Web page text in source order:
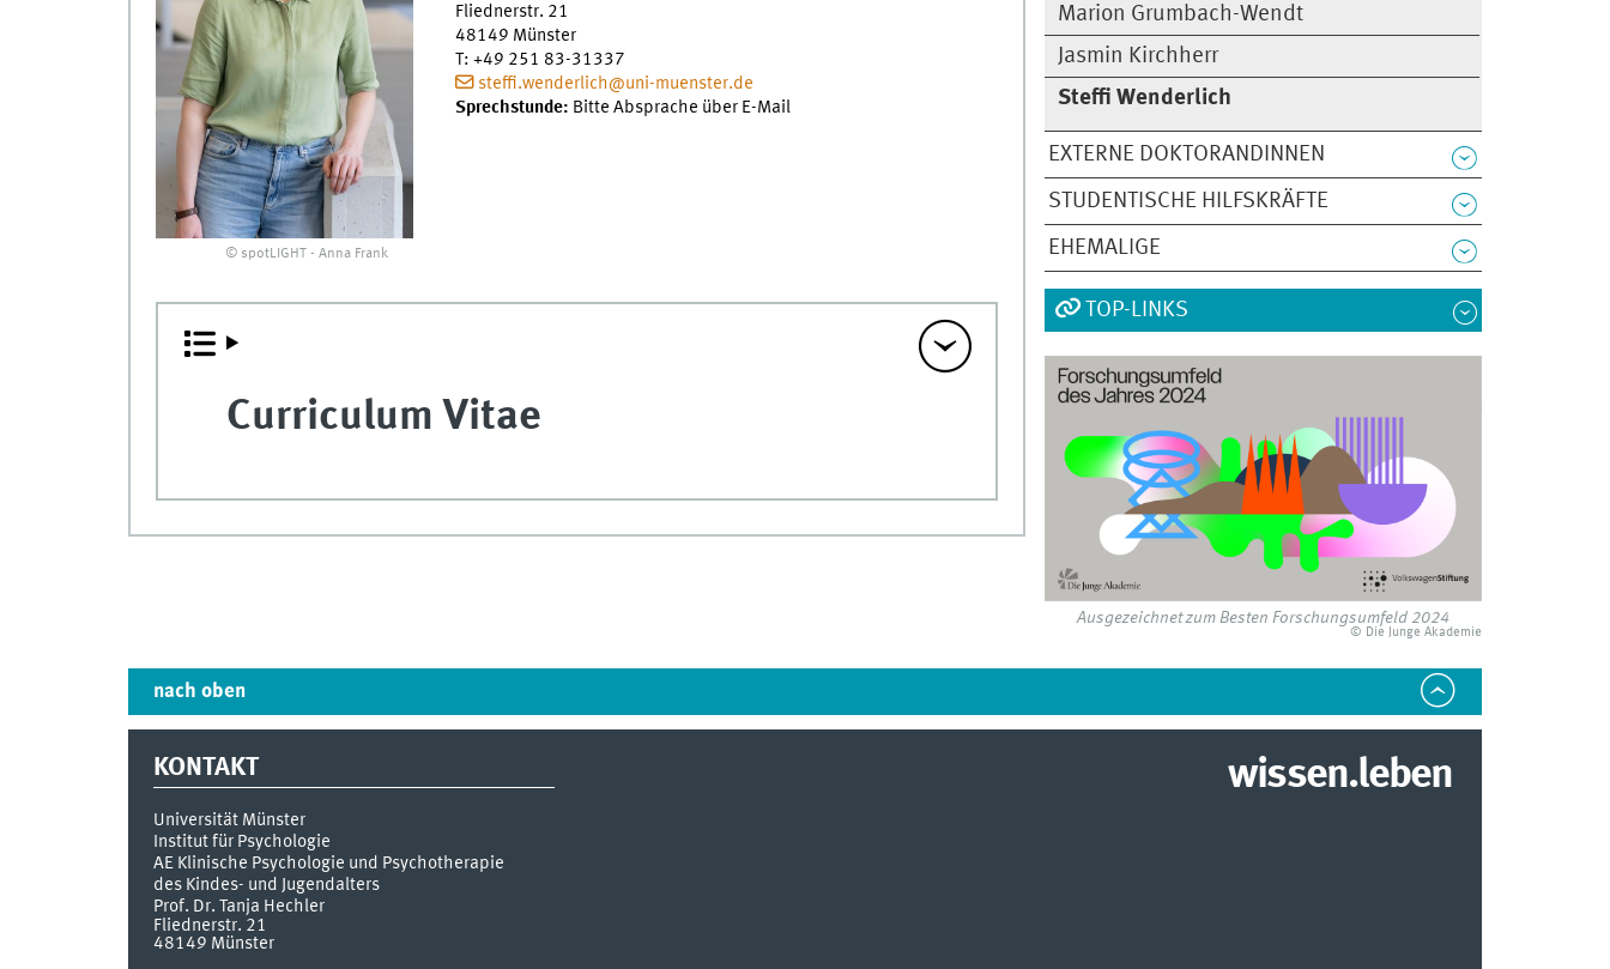
Marion Grumbach-Wendt
Jasmin Kirchherr
Steffi Wenderlich
EXTERNE DOKTORANDINNEN
STUDENTISCHE HILFSKRÄFTE
EHEMALIGE
© spotLIGHT - Anna Frank
Fliednerstr. 21
48149 Münster
T: +49 251 83-31337
steffi.wenderlich@uni-muenster.de
Sprechstunde: Bitte Absprache über E-Mail
Curriculum Vitae
TOP-LINKS
Ausgezeichnet zum Besten Forschungsumfeld 2024
© Die Junge Akademie
nach oben
KONTAKT
Universität Münster
Institut für Psychologie
AE Klinische Psychologie und Psychotherapie
des Kindes- und Jugendalters
Prof. Dr. Tanja Hechler
Fliednerstr. 21
48149 Münster
wissen.leben